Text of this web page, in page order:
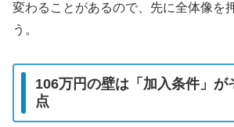
変わることがあるので、先に全体像を
う。
106万円の壁は「加入条件」が
点